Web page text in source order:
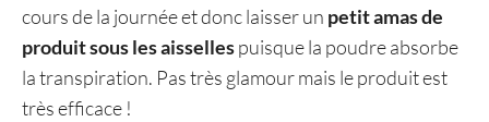
cours de la journée et donc laisser un petit amas de
produit sous les aissellespuisque la poudre absorbe
la transpiration. Pas très glamour mais le produit est
très efficace !